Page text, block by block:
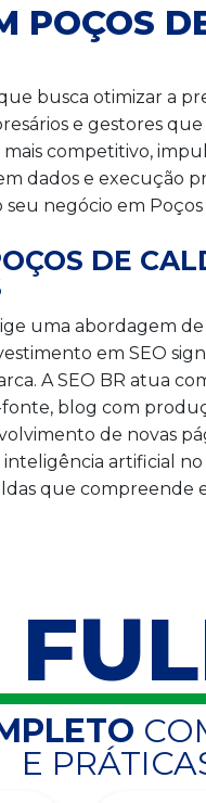
POÇOS
busca otimizar a
e gestores
competitivo,
dados e execução
negócio em Poços
DE
uma abordagem
em SEO
A SEO BR atua
blog com
de novas
inteligência artificial
que compreende
E